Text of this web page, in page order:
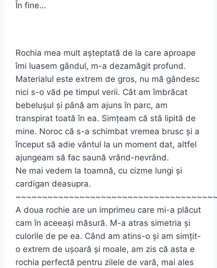
În fine…
Rochia mea mult așteptată de la care aproape
îmi luasem gândul, m-a dezamăgit profund.
Materialul este extrem de gros, nu mă gândesc
nici s-o văd pe timpul verii. Cât am îmbrăcat
bebelușul și până am ajuns în parc, am
transpirat toată în ea. Simțeam că stă lipită de
mine. Noroc că s-a schimbat vremea brusc și a
început să adie vântul la un moment dat, altfel
ajungeam să fac saună vrând-nevrând.
Ne mai vedem la toamnă, cu cizme lungi și
cardigan deasupra.
A doua rochie are un imprimeu care mi-a plăcut
cam în aceeași măsură. M-a atras simetria și
culorile de pe ea. Când am atins-o și am simțit-
o extrem de ușoară și moale, am zis că asta e
rochia perfectă pentru zilele de vară, mai ales